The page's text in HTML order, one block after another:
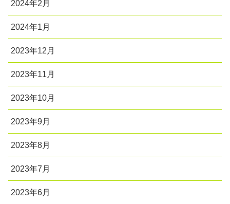
2024年2月
2024年1月
2023年12月
2023年11月
2023年10月
2023年9月
2023年8月
2023年7月
2023年6月